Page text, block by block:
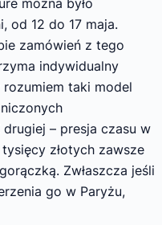
można było
od 12 do 17 maja.
zamówień z tego
indywidualny
taki model
– presja czasu w
złotych zawsze
Zwłaszcza jeśli
go w Paryżu,